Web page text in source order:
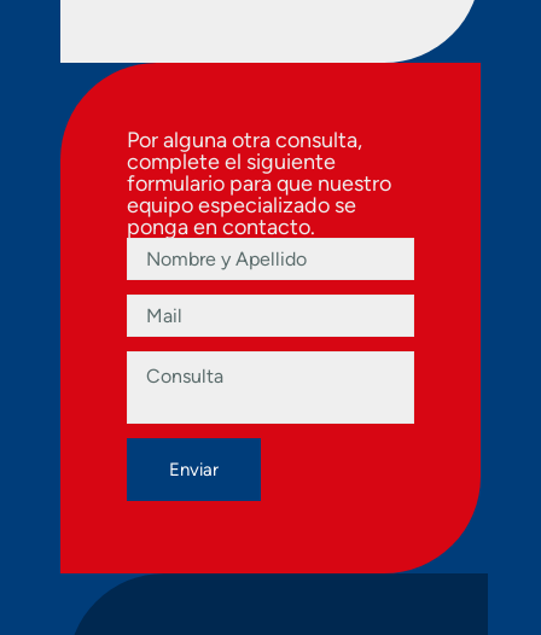
Por alguna otra consulta,
complete el siguiente
formulario para que nuestro
equipo especializado se
ponga en contacto.